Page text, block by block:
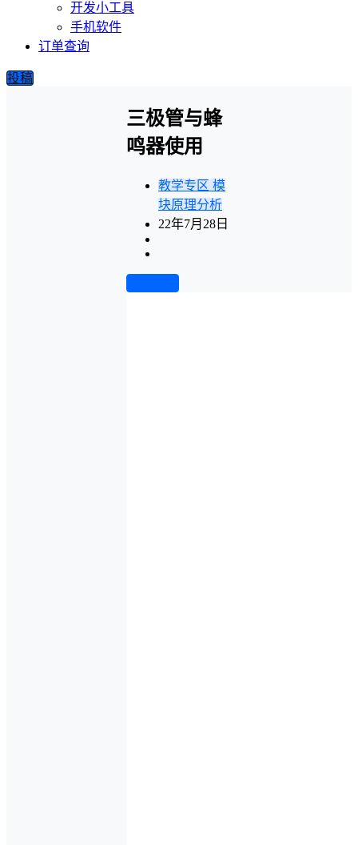
开发小工具
手机软件
订单查询
投稿
三极管与蜂
鸣器使用
教学专区 模
块原理分析
22年7月28日